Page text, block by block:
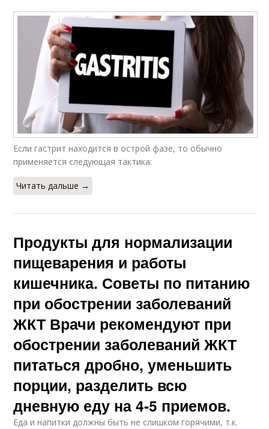
Если гастрит находится в острой фазе, то обычно
применяется следующая тактика:
Читать дальше →
Продукты для нормализации
пищеварения и работы
кишечника. Советы по питанию
при обострении заболеваний
ЖКТ Врачи рекомендуют при
обострении заболеваний ЖКТ
питаться дробно, уменьшить
порции, разделить всю
дневную еду на 4-5 приемов.
Еда и напитки должны быть не слишком горячими, т.к.